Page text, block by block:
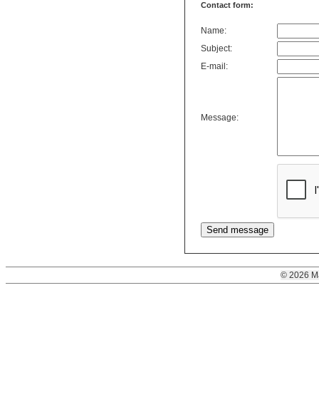
Contact form:
Name:
Subject:
E-mail:
Message:
© 2026